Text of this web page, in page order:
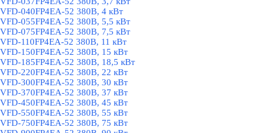
VFD-040FP4EA-52 380В, 4 кВт
VFD-055FP4EA-52 380В, 5,5 кВт
VFD-075FP4EA-52 380В, 7,5 кВт
VFD-110FP4EA-52 380В, 11 кВт
VFD-150FP4EA-52 380В, 15 кВт
VFD-185FP4EA-52 380В, 18,5 кВт
VFD-220FP4EA-52 380В, 22 кВт
VFD-300FP4EA-52 380В, 30 кВт
VFD-370FP4EA-52 380В, 37 кВт
VFD-450FP4EA-52 380В, 45 кВт
VFD-550FP4EA-52 380В, 55 кВт
VFD-750FP4EA-52 380В, 75 кВт